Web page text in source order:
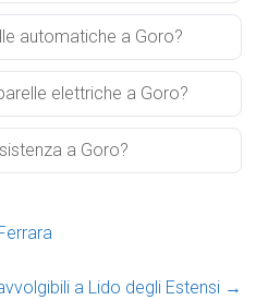
automatiche a Goro?
elettriche a Goro?
a Goro?
a Lido degli Estensi →